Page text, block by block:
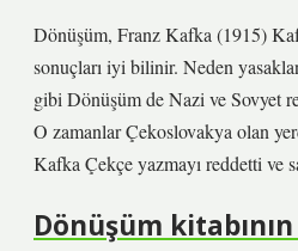
Dönüşüm, Franz Kafka (1915)
sonuçları iyi bilinir. Neden
gibi Dönüşüm de Nazi ve Sovyet
O zamanlar Çekoslovakya olan
Kafka Çekçe yazmayı reddetti ve
Dönüşüm